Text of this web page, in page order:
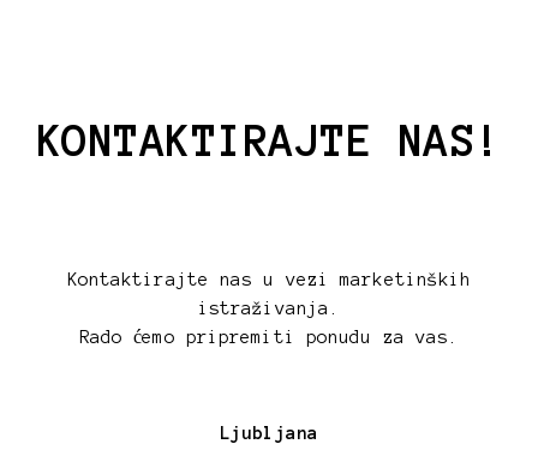
KONTAKTIRAJTE NAS!
Kontaktirajte nas u vezi marketinških
istraživanja.
Rado ćemo pripremiti ponudu za vas.
Ljubljana